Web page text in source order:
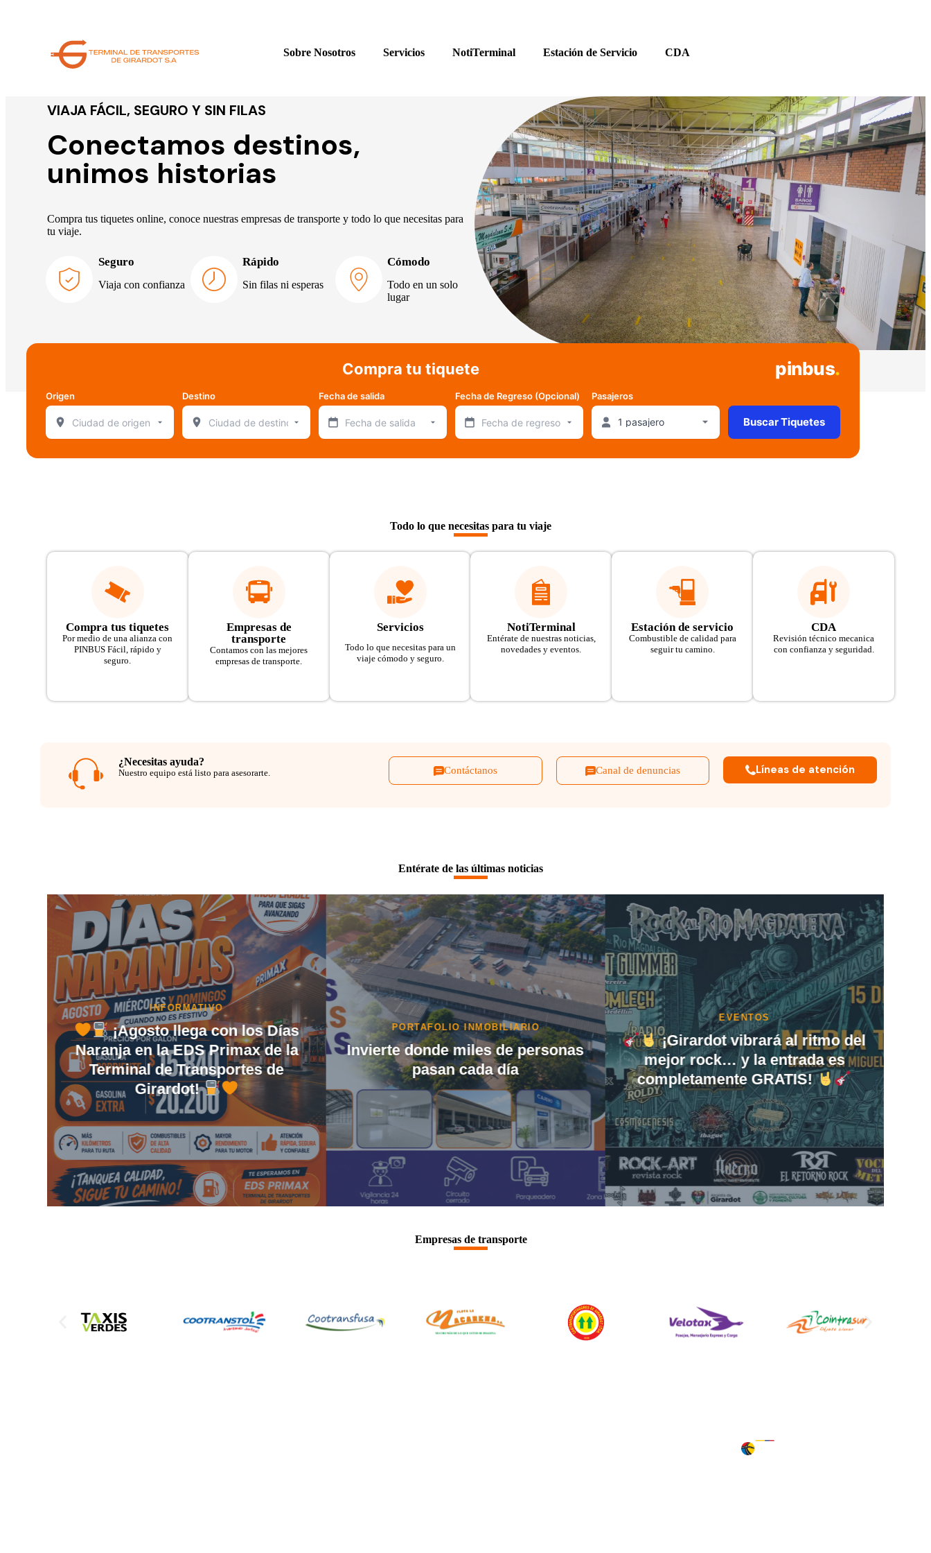
Sobre Nosotros Servicios NotiTerminal Estación de Servicio CDA
VIAJA FÁCIL, SEGURO Y SIN FILAS
Conectamos destinos,
unimos historias
Compra tus tiquetes online, conoce nuestras empresas de transporte y todo lo que necesitas para
tu viaje.
Seguro
Viaja con confianza
Rápido
Sin filas ni esperas
Cómodo
Todo en un solo
lugar
Compra tu tiquete pinbus.
Origen Destino Fecha de salida
Fecha de salida
Fecha de Regreso (Opcional)
Fecha de regreso
Pasajeros
Buscar Tiquetes
Todo lo que necesitas para tu viaje
Compra tus tiquetes
Por medio de una alianza con
PINBUS Fácil, rápido y
seguro.
Empresas de
transporte
Contamos con las mejores
empresas de transporte.
Servicios
Todo lo que necesitas para un
viaje cómodo y seguro.
NotiTerminal
Entérate de nuestras noticias,
novedades y eventos.
Estación de servicio
Combustible de calidad para
seguir tu camino.
CDA
Revisión técnico mecanica
con confianza y seguridad.
¿Necesitas ayuda?
Nuestro equipo está listo para asesorarte. Contáctanos Canal de denuncias Líneas de atención
Entérate de las últimas noticias
PORTAFOLIO INMOBILIARIO
Invierte donde miles de personas
pasan cada día
EVENTOS
¡Girardot vibrará al ritmo del
mejor rock… y la entrada es
completamente GRATIS!
INFORMATIVO
Cuidar el medio ambiente
también comienza con el
mantenimiento de tu vehículo.
Empresas de transporte